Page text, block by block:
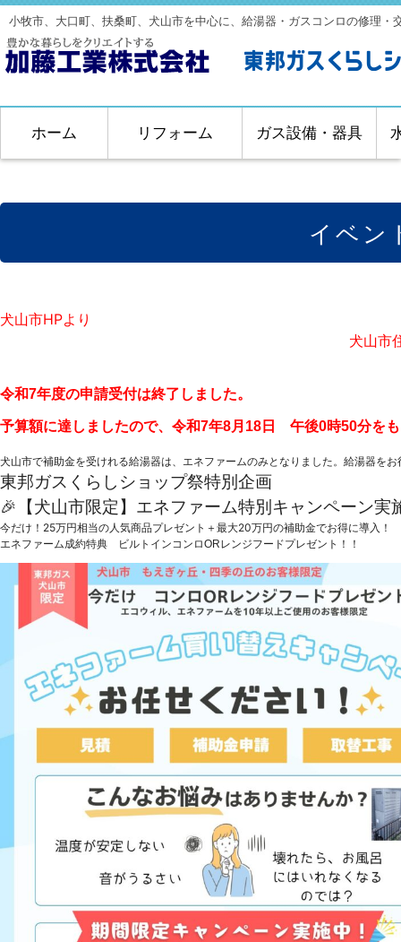
小牧市、大口町、扶桑町、犬山市を中心に、給湯器・ガスコンロの修理
ホーム リフォーム ガス設備・器具
イベン
犬山市HPより
犬山市
令和7年度の申請受付は終了しました。
予算額に達しましたので、令和7年8月18日 午後0時50分を
犬山市で補助金を受けれる給湯器は、エネファームのみとなりました。給湯器を
東邦ガスくらしショップ祭特別企画
🎉【犬山市限定】エネファーム特別キャンペーン実
今だけ！25万円相当の人気商品プレゼント＋最大20万円の補助金でお得に導入！
エネファーム成約特典 ビルトインコンロORレンジフードプレゼント！！